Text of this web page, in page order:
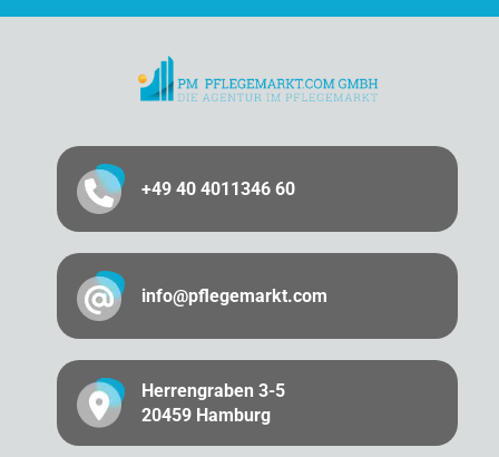
+49 40 4011346 60
info@pflegemarkt.com
Herrengraben 3-5
20459 Hamburg